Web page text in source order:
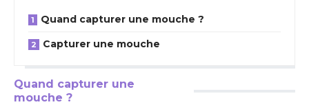
Quand capturer une mouche ?
Capturer une mouche
Quand capturer une
mouche ?